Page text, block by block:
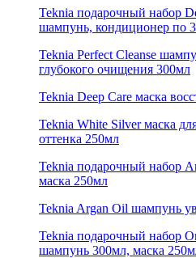
Teknia подарочный набор
шампунь, кондиционер по
Teknia Perfect Cleanse
глубокого очищения 300мл
Teknia Deep Care маска
Teknia White Silver маска
оттенка 250мл
Teknia подарочный набор
маска 250мл
Teknia Argan Oil шампунь
Teknia подарочный набор
шампунь 300мл, маска